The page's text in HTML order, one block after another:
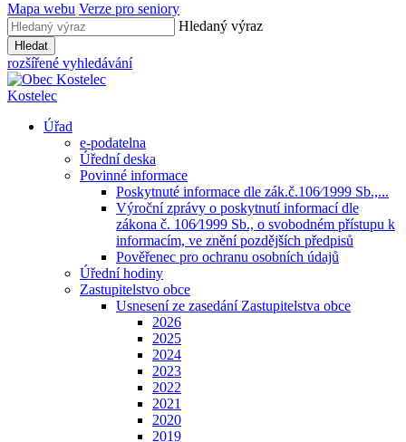
Mapa webu Verze pro seniory
Hledaný výraz
Hledat
rozšířené vyhledávání
Kostelec
Úřad
e-podatelna
Úřední deska
Povinné informace
Poskytnuté informace dle zák.č.106⁄1999 Sb.,...
Výroční zprávy o poskytnutí informací dle
zákona č. 106⁄1999 Sb., o svobodném přístupu k
informacím, ve znění pozdějších předpisů
Pověřenec pro ochranu osobních údajů
Úřední hodiny
Zastupitelstvo obce
Usnesení ze zasedání Zastupitelstva obce
2026
2025
2024
2023
2022
2021
2020
2019